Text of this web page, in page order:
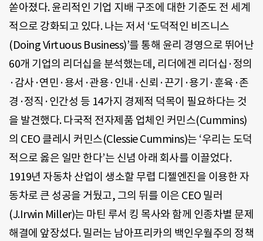
쏟아졌다. 윤리적인 기업 지배 구조에 대한 기준도 전 세계
적으로 강화되고 있다. 나는 저서 ‘도덕적인 비즈니스
(Doing Virtuous Business)’를 통해 윤리 경영으로 뛰어난
60개 기업의 리더십을 분석했는데, 리더에겐 리더십·정의
·감사·연민·용서·관용·인내·신뢰·끈기·용기·훈육·존
경·정직·인간성 등 14가지 경제적 덕목이 필요하다는 것
을 발견했다. 다국적 전자제품 업체인 커민스(Cummins)
의 CEO 클레시 커민스(Clessie Cummins)는 ‘우리는 도덕
적으로 옳은 일만 한다’는 신념 아래 회사를 이끌었다.
1919년 자동차 산업이 생소할 무렵 디젤엔진을 이용한 자
동차로 큰 성공을 거뒀고, 그의 뒤를 이은 CEO 밀러
(J.Irwin Miller)는 마틴 루서 킹 목사와 함께 인종차별 문제
해결에 앞장섰다. 밀러는 남아프리카의 백인우월주의 정책